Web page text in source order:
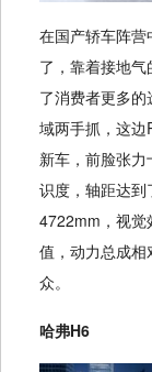
在国产轿车阵
了，靠着接地
了消费者更多
域两手抓，这
新车，前脸张
识度，轴距达
4722mm，视觉
值，动力总成相
众。
哈弗H6